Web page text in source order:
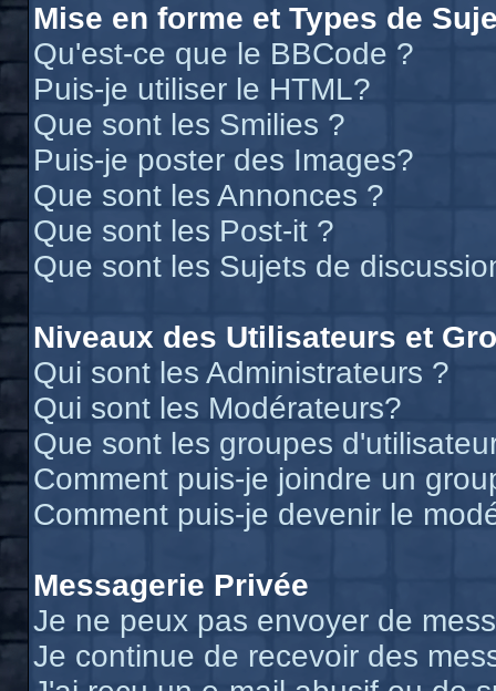
Mise en forme et Types de
Qu'est-ce que le BBCode ?
Puis-je utiliser le HTML?
Que sont les Smilies ?
Puis-je poster des Images?
Que sont les Annonces ?
Que sont les Post-it ?
Que sont les Sujets de
Niveaux des Utilisateurs et
Qui sont les Administrateurs ?
Qui sont les Modérateurs?
Que sont les groupes
Comment puis-je joindre un
Comment puis-je devenir le
Messagerie Privée
Je ne peux pas envoyer de
Je continue de recevoir des